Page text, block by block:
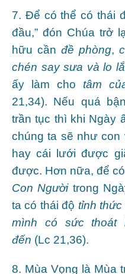
7. Để có thể có thái
đầu,” đón Chúa trở
hữu cần đề phòng,
chén say sưa và lo
ấy làm cho tâm
21,34). Nếu quá
trần tục thì khi Ngày
chúng ta sẽ như
hay cái lưới được
được. Hơn nữa, để
Con Ngườitrong
ta có thái độ tỉnh
mình có sức thoát
đến (Lc 21,36).
8. Mùa Vọng là Mùa